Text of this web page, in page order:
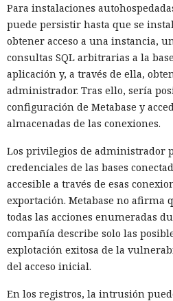
Para instalaciones
puede persistir hasta que se
obtener acceso a una instancia,
consultas SQL arbitrarias a la
aplicación y, a través de ella,
administrador. Tras ello, sería
configuración de Metabase y
almacenadas de las conexiones.
Los privilegios de administrador
credenciales de las bases
accesible a través de esas
exportación. Metabase no afirma
todas las acciones enumeradas
compañía describe solo las
explotación exitosa de la
del acceso inicial.
En los registros, la intrusión